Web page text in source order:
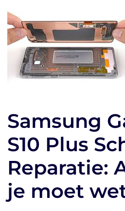
Samsung
S10 Plus
Reparatie:
je moet